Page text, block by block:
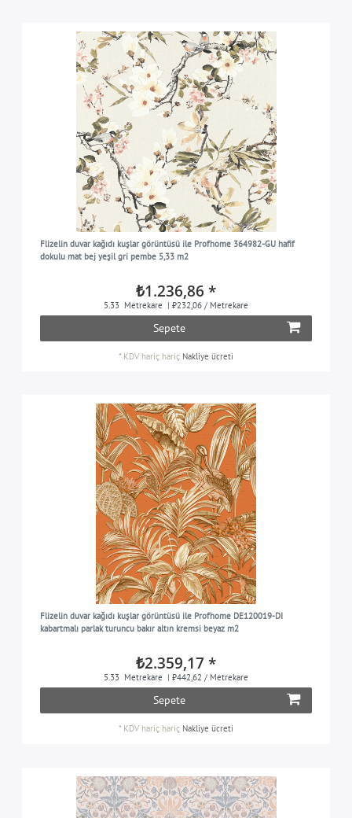
Flizelin duvar kağıdı kuşlar görüntüsü ile Profhome 364982-GU hafif
dokulu mat bej yeşil gri pembe 5,33 m2
₺1.236,86 *
5.33 Metrekare | ₺232,06 / Metrekare
Sepete
* KDV hariç hariç Nakliye ücreti
Flizelin duvar kağıdı kuşlar görüntüsü ile Profhome DE120019-DI
kabartmalı parlak turuncu bakır altın kremsi beyaz m2
₺2.359,17 *
5.33 Metrekare | ₺442,62 / Metrekare
Sepete
* KDV hariç hariç Nakliye ücreti